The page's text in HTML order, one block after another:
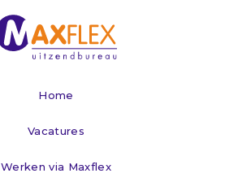
Home
Vacatures
Werken via Maxflex